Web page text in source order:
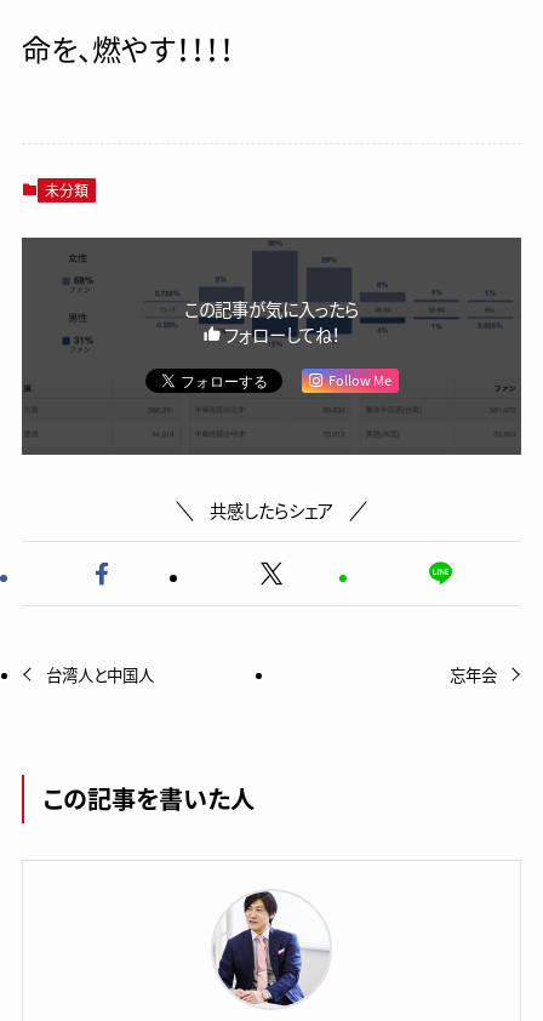
命を、燃やす！！！！
未分類
この記事が気に入ったら
フォローしてね！
Follow Me
共感したらシェア
台湾人と中国人 忘年会
この記事を書いた人